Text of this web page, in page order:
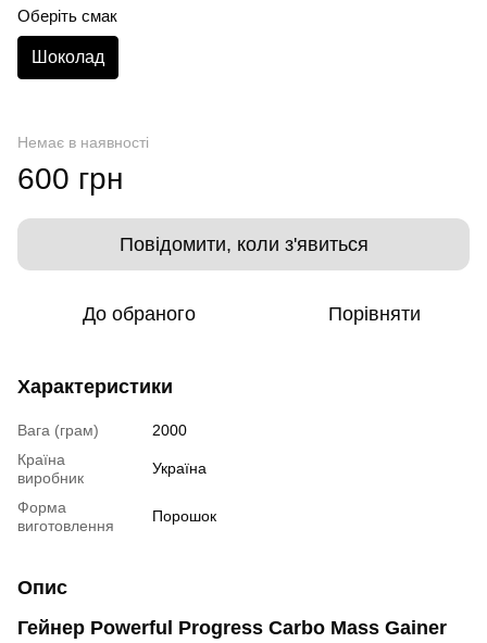
Оберіть смак
Шоколад
Немає в наявності
600 грн
Повідомити, коли з'явиться
До обраного Порівняти
Характеристики
Вага (грам)
2000
Країна
виробник
Україна
Форма
виготовлення
Порошок
Опис
Гейнер Powerful Progress Carbo Mass Gainer